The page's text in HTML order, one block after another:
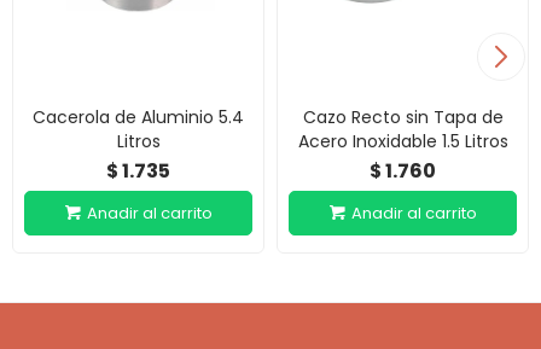
Cacerola de Aluminio 5.4
Litros
$1.735
Cazo Recto sin Tapa de
Acero Inoxidable 1.5 Litros
$1.760